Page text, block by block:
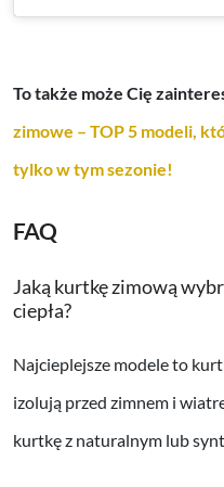
To także może Cię
zimowe – TOP 5 modeli,
tylko w tym sezonie!
FAQ
Jaką kurtkę zimową
ciepła?
Najcieplejsze modele to
izolują przed zimnem i
kurtkę z naturalnym lub